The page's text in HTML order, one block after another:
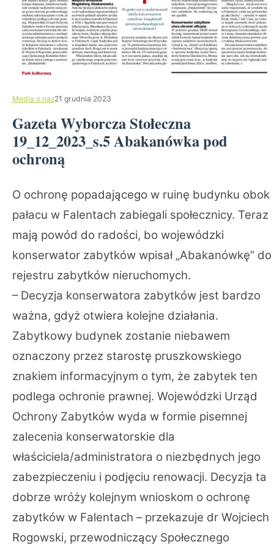
Media o nas21 grudnia 2023
Gazeta Wyborcza Stołeczna
19_12_2023_s.5 Abakanówka pod
ochroną
O ochronę popadającego w ruinę budynku obok
pałacu w Falentach zabiegali społecznicy. Teraz
mają powód do radości, bo wojewódzki
konserwator zabytków wpisał „Abakanówkę” do
rejestru zabytków nieruchomych.
– Decyzja konserwatora zabytków jest bardzo
ważna, gdyż otwiera kolejne działania.
Zabytkowy budynek zostanie niebawem
oznaczony przez starostę pruszkowskiego
znakiem informacyjnym o tym, że zabytek ten
podlega ochronie prawnej. Wojewódzki Urząd
Ochrony Zabytków wyda w formie pisemnej
zalecenia konserwatorskie dla
właściciela/administratora o niezbędnych jego
zabezpieczeniu i podjęciu renowacji. Decyzja ta
dobrze wróży kolejnym wnioskom o ochronę
zabytków w Falentach – przekazuje dr Wojciech
Rogowski, przewodniczący Społecznego